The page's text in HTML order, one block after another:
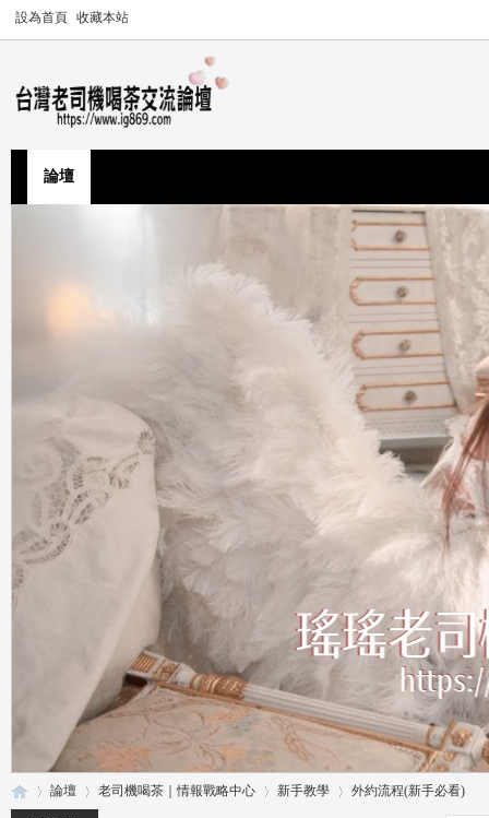
設為首頁 收藏本站
論壇
論壇 老司機喝茶｜情報戰略中心 新手教學 外約流程(新手必看)